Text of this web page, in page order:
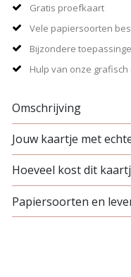
Gratis proefkaart
Vele papiersoorten
Bijzondere
Hulp van onze
Omschrijving
Jouw kaartje met
Hoeveel kost dit
Papiersoorten en